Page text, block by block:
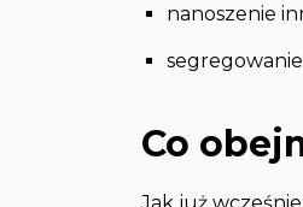
nanoszenie
Co